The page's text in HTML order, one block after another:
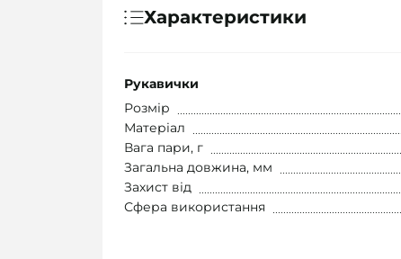
Характеристики
Рукавички
Розмір
Матеріал
Вага пари, г
Загальна довжина, мм
Захист від
Сфера використання